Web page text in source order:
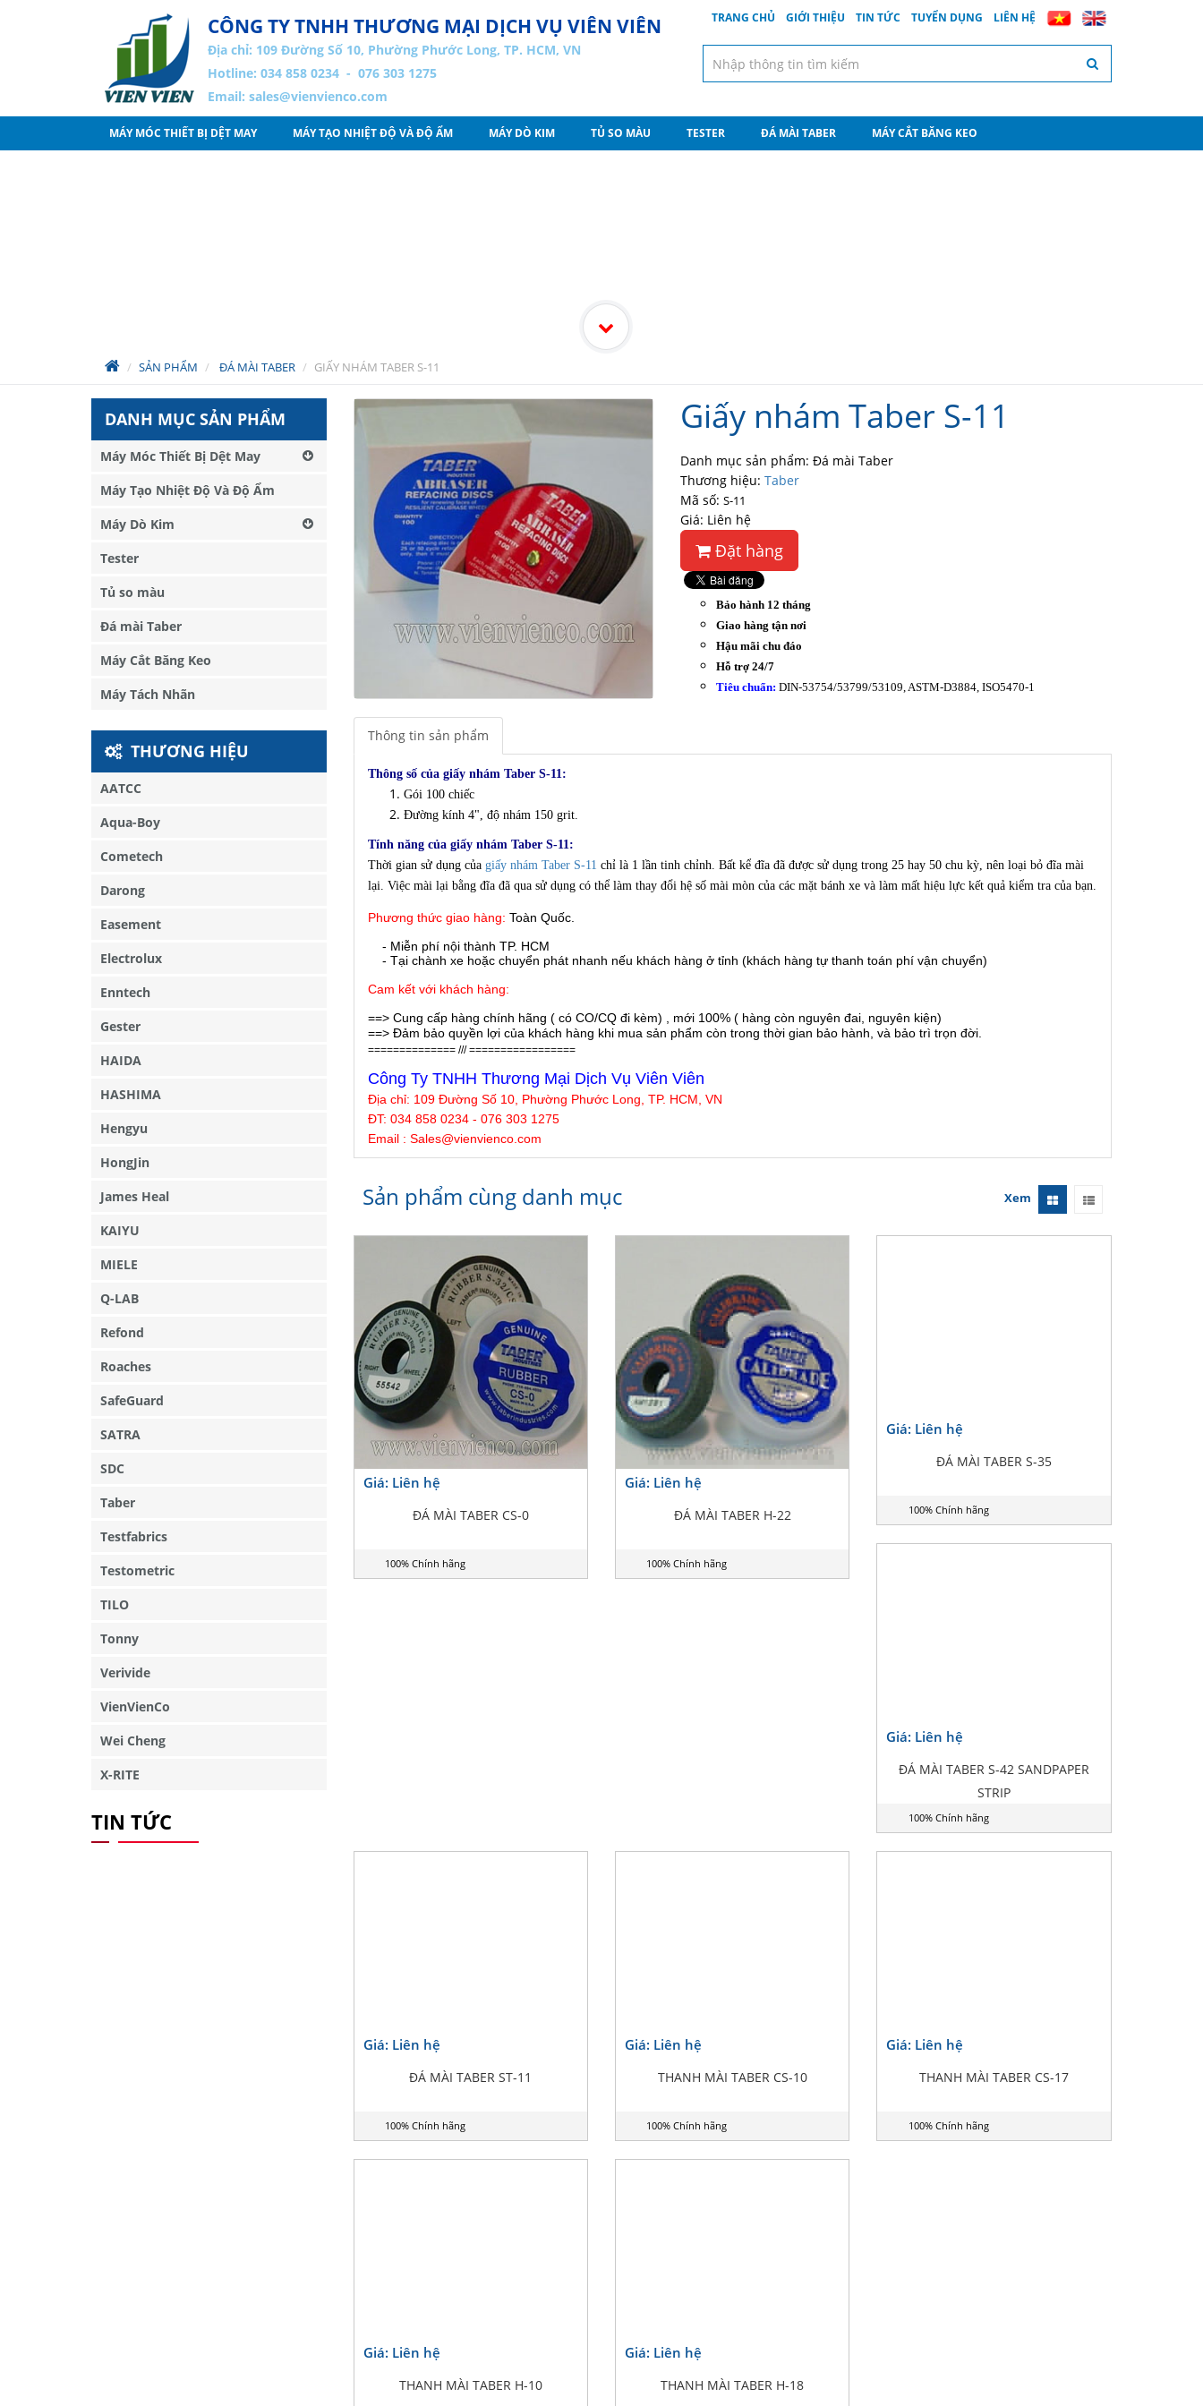
CÔNG TY TNHH THƯƠNG MẠI DỊCH VỤ VIÊN VIÊN
Địa chỉ: 109 Đường Số 10, Phường Phước Long, TP. HCM, VN
Hotline: 034 858 0234 - 076 303 1275
Email: sales@vienvienco.com
TRANG CHỦ GIỚI THIỆU TIN TỨC TUYỂN DỤNG LIÊN HỆ
MÁY MÓC THIẾT BỊ DỆT MAY MÁY TẠO NHIỆT ĐỘ VÀ ĐỘ ẨM MÁY DÒ KIM TỦ SO MÀU TESTER ĐÁ MÀI TABER MÁY CẮT BĂNG KEO
SẢN PHẨM ĐÁ MÀI TABER GIẤY NHÁM TABER S-11
Giấy nhám Taber S-11
Danh mục sản phẩm: Đá mài Taber
Thương hiệu:Taber
Mã số:S-11
Giá: Liên hệ
Đặt hàng
Bảo hành 12 tháng
Giao hàng tận nơi
Hậu mãi chu đáo
Hỗ trợ 24/7
Tiêu chuẩn: DIN-53754/53799/53109, ASTM-D3884, ISO5470-1
Thông tin sản phẩm
Thông số của giấy nhám Taber S-11:
Gói 100 chiếc
Đường kính 4", độ nhám 150 grit.
Tính năng của giấy nhám Taber S-11:
Thời gian sử dụng của giấy nhám Taber S-11 chỉ là 1 lần tinh chỉnh. Bất kể đĩa đã được sử dụng trong 25 hay 50 chu kỳ, nên loại bỏ đĩa mài
lại. Việc mài lại bằng đĩa đã qua sử dụng có thể làm thay đổi hệ số mài mòn của các mặt bánh xe và làm mất hiệu lực kết quả kiểm tra của bạn.
Phương thức giao hàng: Toàn Quốc.
- Miễn phí nội thành TP. HCM
- Tại chành xe hoặc chuyển phát nhanh nếu khách hàng ở tỉnh (khách hàng tự thanh toán phí vận chuyển)
Cam kết với khách hàng:
==> Cung cấp hàng chính hãng ( có CO/CQ đi kèm) , mới 100% ( hàng còn nguyên đai, nguyên kiện)
==> Đảm bảo quyền lợi của khách hàng khi mua sản phẩm còn trong thời gian bảo hành, và bảo trì trọn đời.
============== /// =================
Công Ty TNHH Thương Mại Dịch Vụ Viên Viên
Địa chỉ: 109 Đường Số 10, Phường Phước Long, TP. HCM, VN
ĐT: 034 858 0234 - 076 303 1275
Email : Sales@vienvienco.com
Sản phẩm cùng danh mục Xem
Giá: Liên hệ
ĐÁ MÀI TABER CS-0
100% Chính hãng
Giá: Liên hệ
ĐÁ MÀI TABER H-22
100% Chính hãng
Giá: Liên hệ
ĐÁ MÀI TABER S-35
100% Chính hãng
Giá: Liên hệ
ĐÁ MÀI TABER S-42 SANDPAPER
STRIP
100% Chính hãng
Giá: Liên hệ
ĐÁ MÀI TABER ST-11
100% Chính hãng
Giá: Liên hệ
THANH MÀI TABER CS-10
100% Chính hãng
Giá: Liên hệ
THANH MÀI TABER CS-17
100% Chính hãng
Giá: Liên hệ
THANH MÀI TABER H-10
Giá: Liên hệ
THANH MÀI TABER H-18
DANH MỤC SẢN PHẨM
Máy Móc Thiết Bị Dệt May
Máy Tạo Nhiệt Độ Và Độ Ẩm
Máy Dò Kim
Tester
Tủ so màu
Đá mài Taber
Máy Cắt Băng Keo
Máy Tách Nhãn
THƯƠNG HIỆU
AATCC
Aqua-Boy
Cometech
Darong
Easement
Electrolux
Enntech
Gester
HAIDA
HASHIMA
Hengyu
HongJin
James Heal
KAIYU
MIELE
Q-LAB
Refond
Roaches
SafeGuard
SATRA
SDC
Taber
Testfabrics
Testometric
TILO
Tonny
Verivide
VienVienCo
Wei Cheng
X-RITE
TIN TỨC